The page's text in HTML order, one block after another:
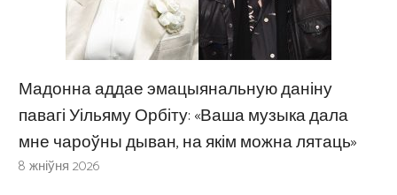
Мадонна аддае эмацыянальную даніну
павагі Уільяму Орбіту: «Ваша музыка дала
мне чароўны дыван, на якім можна лятаць»
8 жніўня 2026